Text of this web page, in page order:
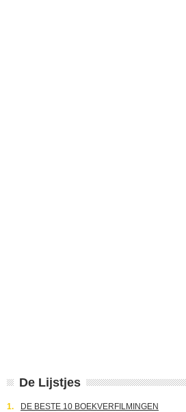
De Lijstjes
1. DE BESTE 10 BOEKVERFILMINGEN